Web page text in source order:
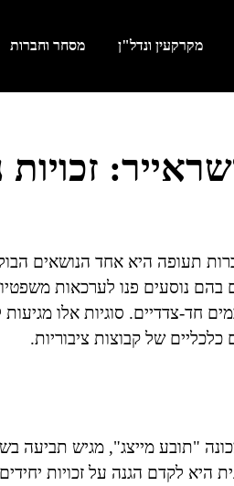
מקרקעין ונדל"ן מסחר וחברות
זכויות
תעופה היא אחד הנושאים
בהם נוסעים פנו לערכאות
חד-צדדיים. סוגיות אלו
כלכליים של קבוצות ציבוריות.
"תובע מייצג", מגיש תביעה
היא לקדם הגנה על זכויות